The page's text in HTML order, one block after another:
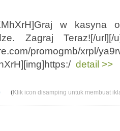
KMhXrH]Graj w
Zagraj Teraz![/url][/
promogmb/xrpl/
detail >>
(Klik icon disamping untuk membuat